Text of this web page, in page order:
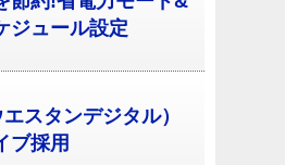
ジュール設定
スタンデジタル）
ブ採用